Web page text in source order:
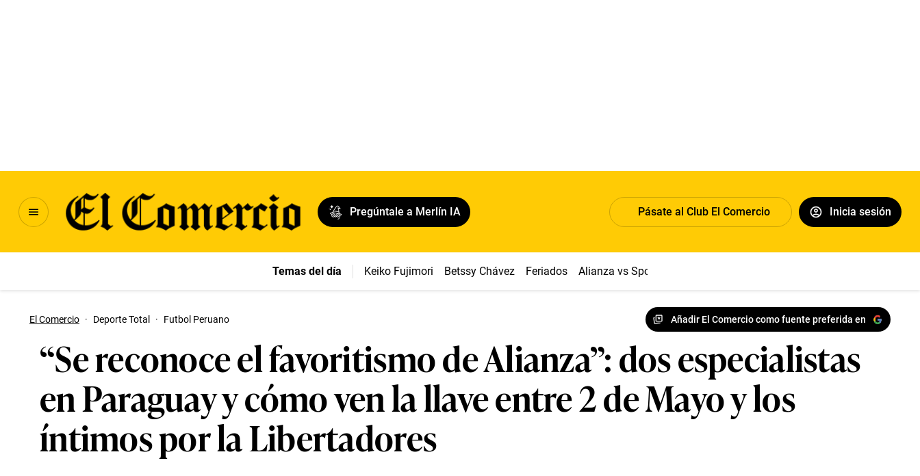
Pregúntale a Merlín IA Pásate al Club El Comercio Inicia sesión
Temas del día Keiko Fujimori Betssy Chávez Feriados Alianza vs Sport Boys
El Comercio · Deporte Total · Futbol Peruano Añadir El Comercio como fuente preferida en
“Se reconoce el favoritismo de Alianza”: dos especialistas
en Paraguay y cómo ven la llave entre 2 de Mayo y los
íntimos por la Libertadores